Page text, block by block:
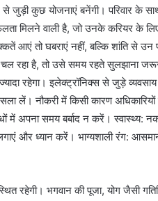
कुछ योजनाएं बनेंगी। परिवार के
मिलने वाली है, जो उनके करियर के
आएं तो घबराएं नहीं, बल्कि शांति से उन
चल रहा है, तो उसे समय रहते सुलझाना
रहेगा। इलेक्ट्रॉनिक्स से जुड़े
लें। नौकरी में किसी कारण
में अपना समय बर्बाद न करें। स्वास्थ्य:
और ध्यान करें। भाग्यशाली रंग:
रहेगी। भगवान की पूजा, योग जैसी